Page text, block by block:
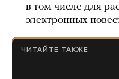
в том числе для
электронных
ЧИТАЙТЕ ТАКЖЕ